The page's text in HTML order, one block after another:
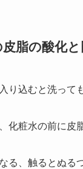
脂の酸化
り込むと洗って
化粧水の前に皮
る、触るとぬ